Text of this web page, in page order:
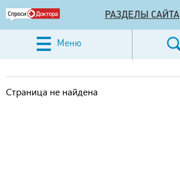
РАЗДЕЛЫ САЙТА
Меню
Страница не найдена